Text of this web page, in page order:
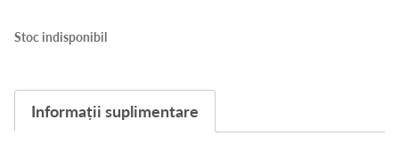
Stoc indisponibil
Informații suplimentare